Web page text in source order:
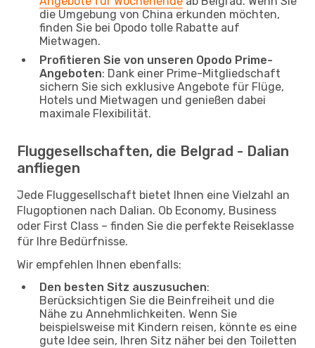
die Umgebung von China erkunden möchten,
finden Sie bei Opodo tolle Rabatte auf
Mietwagen.
Profitieren Sie von unseren Opodo Prime-
Angeboten: Dank einer Prime-Mitgliedschaft
sichern Sie sich exklusive Angebote für Flüge,
Hotels und Mietwagen und genießen dabei
maximale Flexibilität.
Fluggesellschaften, die Belgrad - Dalian
anfliegen
Jede Fluggesellschaft bietet Ihnen eine Vielzahl an
Flugoptionen nach Dalian. Ob Economy, Business
oder First Class – finden Sie die perfekte Reiseklasse
für Ihre Bedürfnisse.
Wir empfehlen Ihnen ebenfalls:
Den besten Sitz auszusuchen:
Berücksichtigen Sie die Beinfreiheit und die
Nähe zu Annehmlichkeiten. Wenn Sie
beispielsweise mit Kindern reisen, könnte es eine
gute Idee sein, Ihren Sitz näher bei den Toiletten